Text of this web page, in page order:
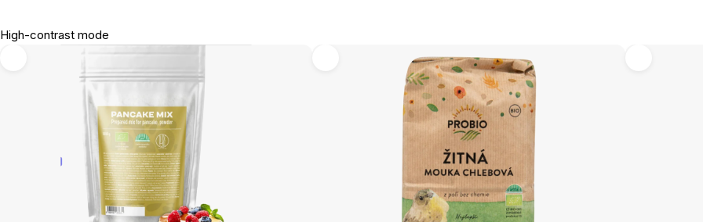
High-contrast mode